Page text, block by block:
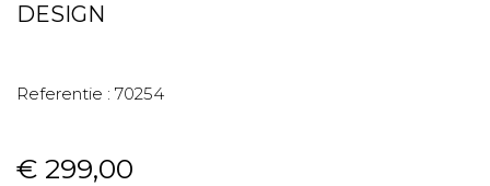
DESIGN
Referentie : 70254
€ 299,00